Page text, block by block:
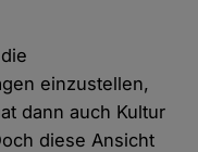
einzustellen,
dann auch Kultur
diese Ansicht